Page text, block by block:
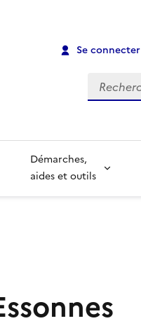
Se connecter
Recherche
Démarches,
aides et outils